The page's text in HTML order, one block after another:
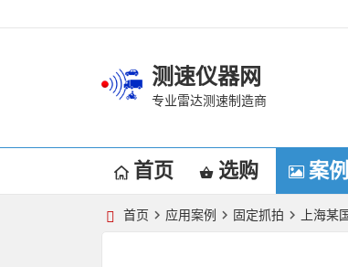
测速仪器网
专业雷达测速制造商
首页 选购 案例
首页 应用案例 固定抓拍 上海某